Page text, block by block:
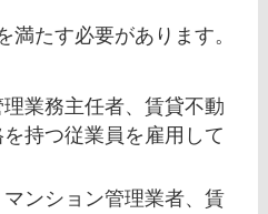
満たす必要があります。
業務主任者、賃貸不動
持つ従業員を雇用して
ンション管理業者、賃